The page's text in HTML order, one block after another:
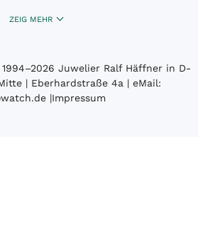
ZEIG MEHR
Juwelier Ralf Häffner in D-
| Eberhardstraße 4a | eMail:
|Impressum